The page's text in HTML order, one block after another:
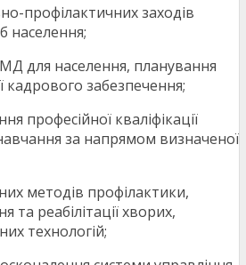
профілактичних заходів
населення;
для населення, планування
кадрового забезпечення;
професійної кваліфікації
за напрямом визначеної
методів профілактики,
та реабілітації хворих,
технологій;